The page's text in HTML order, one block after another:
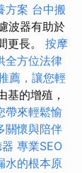
方案 台中搬
波器有助於
更長。 按摩
全方位法律
薦，讓您輕
基的增殖，
帶來輕鬆愉
關懷與陪伴
專業SEO
水的根本原